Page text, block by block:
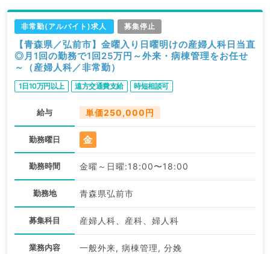
非常勤(アルバイト)求人 募集停止
【青森県／弘前市】金曜入り日曜明けの産婦人科日当直
◎月1回の勤務で1回25万円～外来・病棟管理をお任せ
～（産婦人科／非常勤）
1日10万円以上 遠方交通費支給 時短相談可
給与 単価250,000円
勤務曜日 金
勤務時間 金曜～日曜:18:00〜18:00
勤務地 青森県弘前市
募集科目 産婦人科、産科、婦人科
業務内容 一般外来, 病棟管理, 分娩